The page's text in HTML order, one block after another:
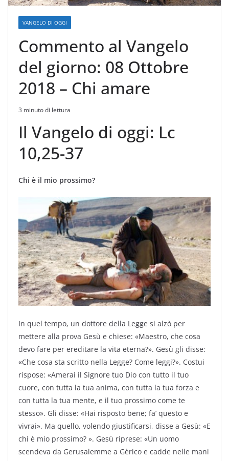
VANGELO DI OGGI
Commento al Vangelo
del giorno: 08 Ottobre
2018 – Chi amare
3 minuto di lettura
Il Vangelo di oggi: Lc
10,25-37
Chi è il mio prossimo?
In quel tempo, un dottore della Legge si alzò per
mettere alla prova Gesù e chiese: «Maestro, che cosa
devo fare per ereditare la vita eterna?». Gesù gli disse:
«Che cosa sta scritto nella Legge? Come leggi?». Costui
rispose: «Amerai il Signore tuo Dio con tutto il tuo
cuore, con tutta la tua anima, con tutta la tua forza e
con tutta la tua mente, e il tuo prossimo come te
stesso». Gli disse: «Hai risposto bene; fa’ questo e
vivrai». Ma quello, volendo giustificarsi, disse a Gesù: «E
chi è mio prossimo? ». Gesù riprese: «Un uomo
scendeva da Gerusalemme a Gèrico e cadde nelle mani